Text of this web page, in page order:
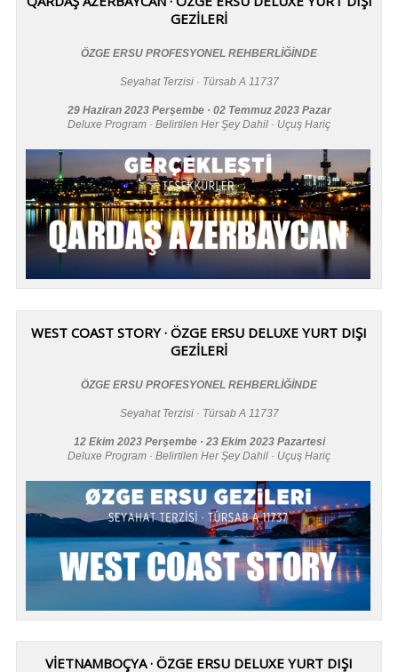
GEZİLERİ
ÖZGE ERSU PROFESYONEL REHBERLİĞİNDE
Seyahat Terzisi · Türsab A 11737
29 Haziran 2023 Perşembe · 02 Temmuz 2023 Pazar
Deluxe Program · Belirtilen Her Şey Dahil · Uçuş Hariç
WEST COAST STORY · ÖZGE ERSU DELUXE YURT DIŞI
GEZİLERİ
ÖZGE ERSU PROFESYONEL REHBERLİĞİNDE
Seyahat Terzisi · Türsab A 11737
12 Ekim 2023 Perşembe · 23 Ekim 2023 Pazartesi
Deluxe Program · Belirtilen Her Şey Dahil · Uçuş Hariç
VİETNAMBOÇYA · ÖZGE ERSU DELUXE YURT DIŞI